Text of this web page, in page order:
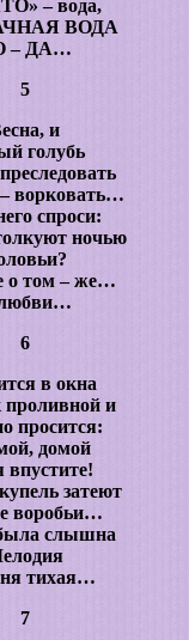
– вода,
ВОДА
– ДА…
5
и
голубь
ворковать…
спроси:
ночью
о том – же…
6
в окна
и
просится:
домой
затеют
воробьи…
слышна
тихая…
7